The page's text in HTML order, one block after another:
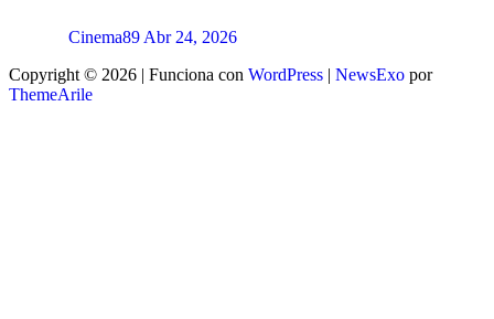
Cinema89 Abr 24, 2026
Copyright © 2026 | Funciona con WordPress | NewsExo por
ThemeArile